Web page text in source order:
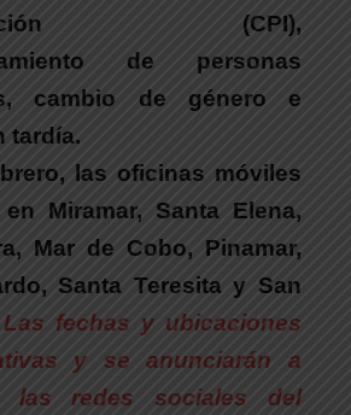
(CPI),
de personas
cambio de género e
tardía.
las oficinas móviles
en Miramar, Santa Elena,
Mar de Cobo, Pinamar,
Santa Teresita y San
Las fechas y ubicaciones
y se anunciarán a
las redes sociales del